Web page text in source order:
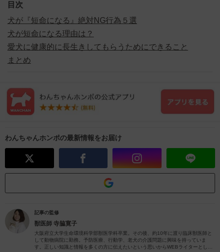
目次
犬が『短命になる』絶対NG行為５選
犬が短命になる理由は？
愛犬に健康的に長生きしてもらうためにできること
まとめ
わんちゃんホンポの最新情報をお届け
記事の監修
獣医師 寺脇寛子
大阪府立大学生命環境科学部獣医学科卒業。その後、約10年に渡り臨床獣医師と
して動物病院に勤務。予防医療、行動学、老犬の介護問題に興味を持っていま
す。正しい知識と情報を多くの方に伝えたいという思いからWEBライターとして